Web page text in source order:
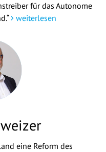
für das Autonome
weiterlesen
eine Reform des